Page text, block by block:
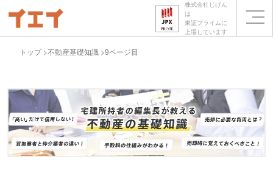
株式会社じげん
は
東証プライムに
上場しています
トップ 不動産基礎知識 9ページ目